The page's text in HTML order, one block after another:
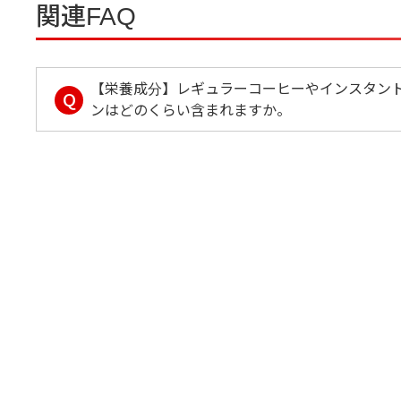
関連FAQ
Q
【栄養成分】レギュラーコーヒーやインスタン
ンはどのくらい含まれますか。